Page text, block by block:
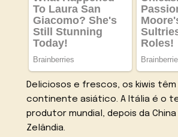
Deliciosos e frescos, os kiwis
continente asiático. A Itália é o
produtor mundial, depois da China
Zelândia.